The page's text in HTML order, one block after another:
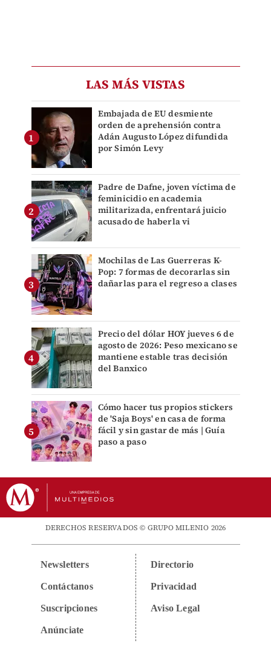
LAS MÁS VISTAS
Embajada de EU desmiente
orden de aprehensión contra
Adán Augusto López difundida
por Simón Levy
Padre de Dafne, joven víctima de
feminicidio en academia
militarizada, enfrentará juicio
acusado de haberla vi
Mochilas de Las Guerreras K-
Pop: 7 formas de decorarlas sin
dañarlas para el regreso a clases
Precio del dólar HOY jueves 6 de
agosto de 2026: Peso mexicano se
mantiene estable tras decisión
del Banxico
Cómo hacer tus propios stickers
de 'Saja Boys' en casa de forma
fácil y sin gastar de más | Guía
paso a paso
DERECHOS RESERVADOS © GRUPO MILENIO 2026
Newsletters
Contáctanos
Suscripciones
Anúnciate
Directorio
Privacidad
Aviso Legal